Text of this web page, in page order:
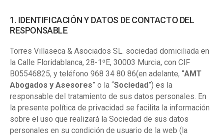
1. IDENTIFICACIÓN Y DATOS DE CONTACTO DEL
RESPONSABLE
Torres Villaseca & Asociados SL. sociedad domiciliada en
la Calle Floridablanca, 28-1ºE, 30003 Murcia, con CIF
B05546825, y teléfono 968 34 80 86(en adelante, “AMT
Abogados y Asesores” o la “Sociedad”) es la
responsable del tratamiento de sus datos personales. En
la presente política de privacidad se facilita la información
sobre el uso que realizará la Sociedad de sus datos
personales en su condición de usuario de la web (la